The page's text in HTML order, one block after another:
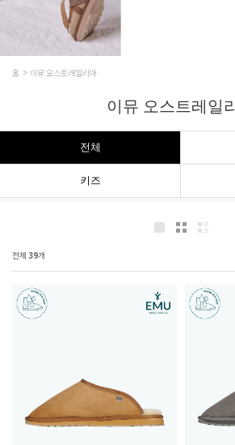
홈 이뮤 오스트레일리아
이뮤 오스트레일
전체
키즈
전체 39개